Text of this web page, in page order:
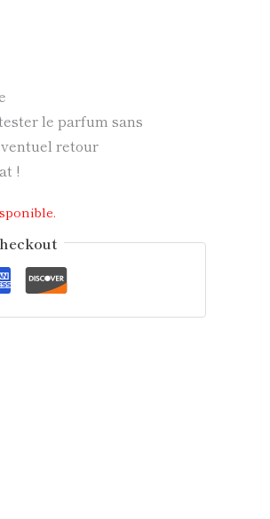
le parfum sans
retour
!